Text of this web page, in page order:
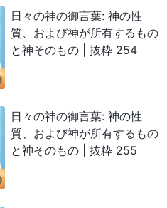
日々の神の御言葉: 神の性
質、および神が所有するもの
と神そのもの | 抜粋 254
日々の神の御言葉: 神の性
質、および神が所有するもの
と神そのもの | 抜粋 255